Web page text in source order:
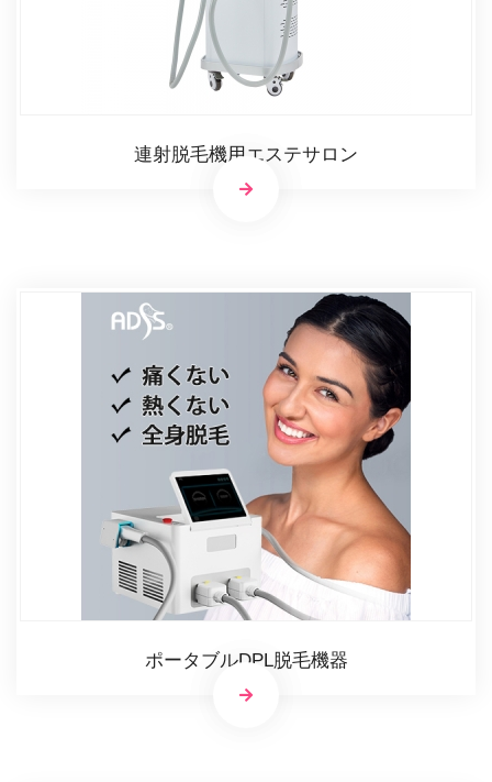
連射脱毛機用エステサロン
ポータブルDPL脱毛機器